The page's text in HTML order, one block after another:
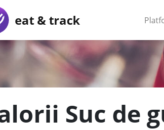
eat & track
Suc de